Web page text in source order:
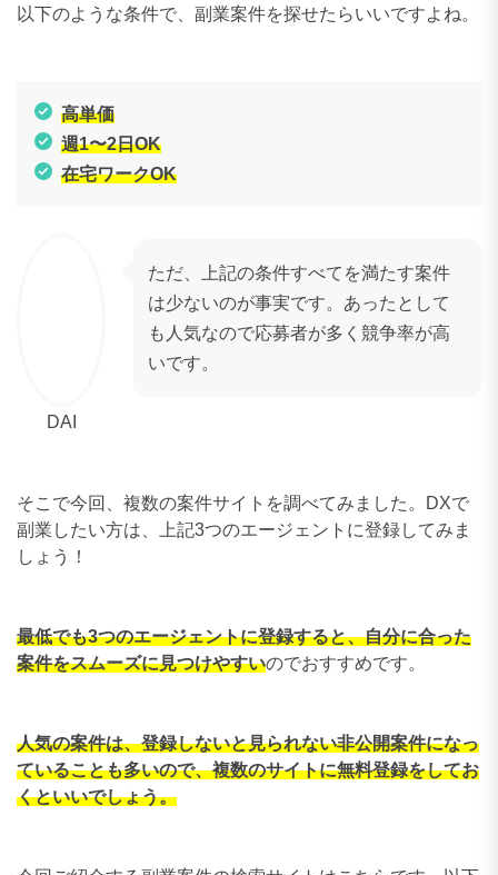
以下のような条件で、副業案件を探せたらいいですよね。
高単価
週1〜2日OK
在宅ワークOK
ただ、上記の条件すべてを満たす案件
は少ないのが事実です。あったとして
も人気なので応募者が多く競争率が高
いです。
副業したい方は、上記3つのエージェントに登録してみま
しょう！
案件をスムーズに見つけやすいのでおすすめです。
ていることも多いので、
複数のサイトに無料登録をしてお
くといいでしょう。
を参考に案件探しをしてみてください！